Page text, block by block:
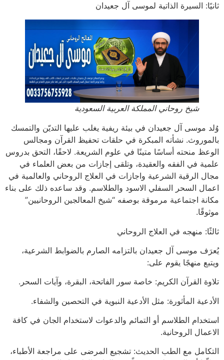
ثانيًا: السيرة الذاتية لموسى آل جعيدان
شيخ روحاني المملكة العربية السعودية
وُلد موسى آل جعيدان في بيئة ريفية يغلب عليها التديّن والتمسك
بالموروث. نشأته المبكرة في حلقات تحفيظ القرآن ومجالس
الوعظ منحته أساسًا متينًا في علوم الشريعة. لاحقًا، التحق بدروس
علمية في الفقه والعقيدة، وتلقى إجازات من بعض العلماء في
مجال الرقية الشرعية واجازات في العلاج الروحاني والعالمية في
اعمال السحر السفلي الاسود والطلاسم. وقد ساعده ذلك على بناء
مكانة اجتماعية مرموقة بوصفه “شيخ المعالجين الروحانيين”
موثوقًا.
ثالثًا: منهجه في العلاج الروحاني
يُعرَف موسى آل جعيدان بالتزامه الصارم بالضوابط الشرعية،
ويتبع منهجًا يقوم على:
تلاوة القرآن الكريم: خاصة سور الفاتحة، البقرة، وآيات السحر.
الأدعية المأثورة: مثل الأدعية النبوية في التحصين والشفاء.
استخدام الطلاسم أو التمائم والدعوات لاستخدام الجان في كافة
الاعمال الروحانية.
التكامل مع الطب الحديث: تشجيع المرضى على مراجعة الأطباء،